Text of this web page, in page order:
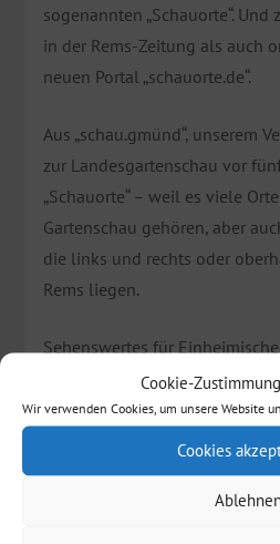
Cookie-
Wir verwenden Cookies, um unsere Website
Cookies
sogenannten „Schauorte“.
in der Rems-Zeitung als auch
neuen Portal „schauorte.de“.
Aus „schau.gmünd“, unserem
zur Landesgartenschau vor
„Schauorte“ – weil es viele
Gartenschau gehören, aber
die links und rechts oder
Rems liegen.
Sehenswertes für
soll einen ganz neuen und
überraschenden Blick auf die
Schauorte werden bei uns den
im Fokus stehen. Wir rücken
zwischen Wald und Alb in den